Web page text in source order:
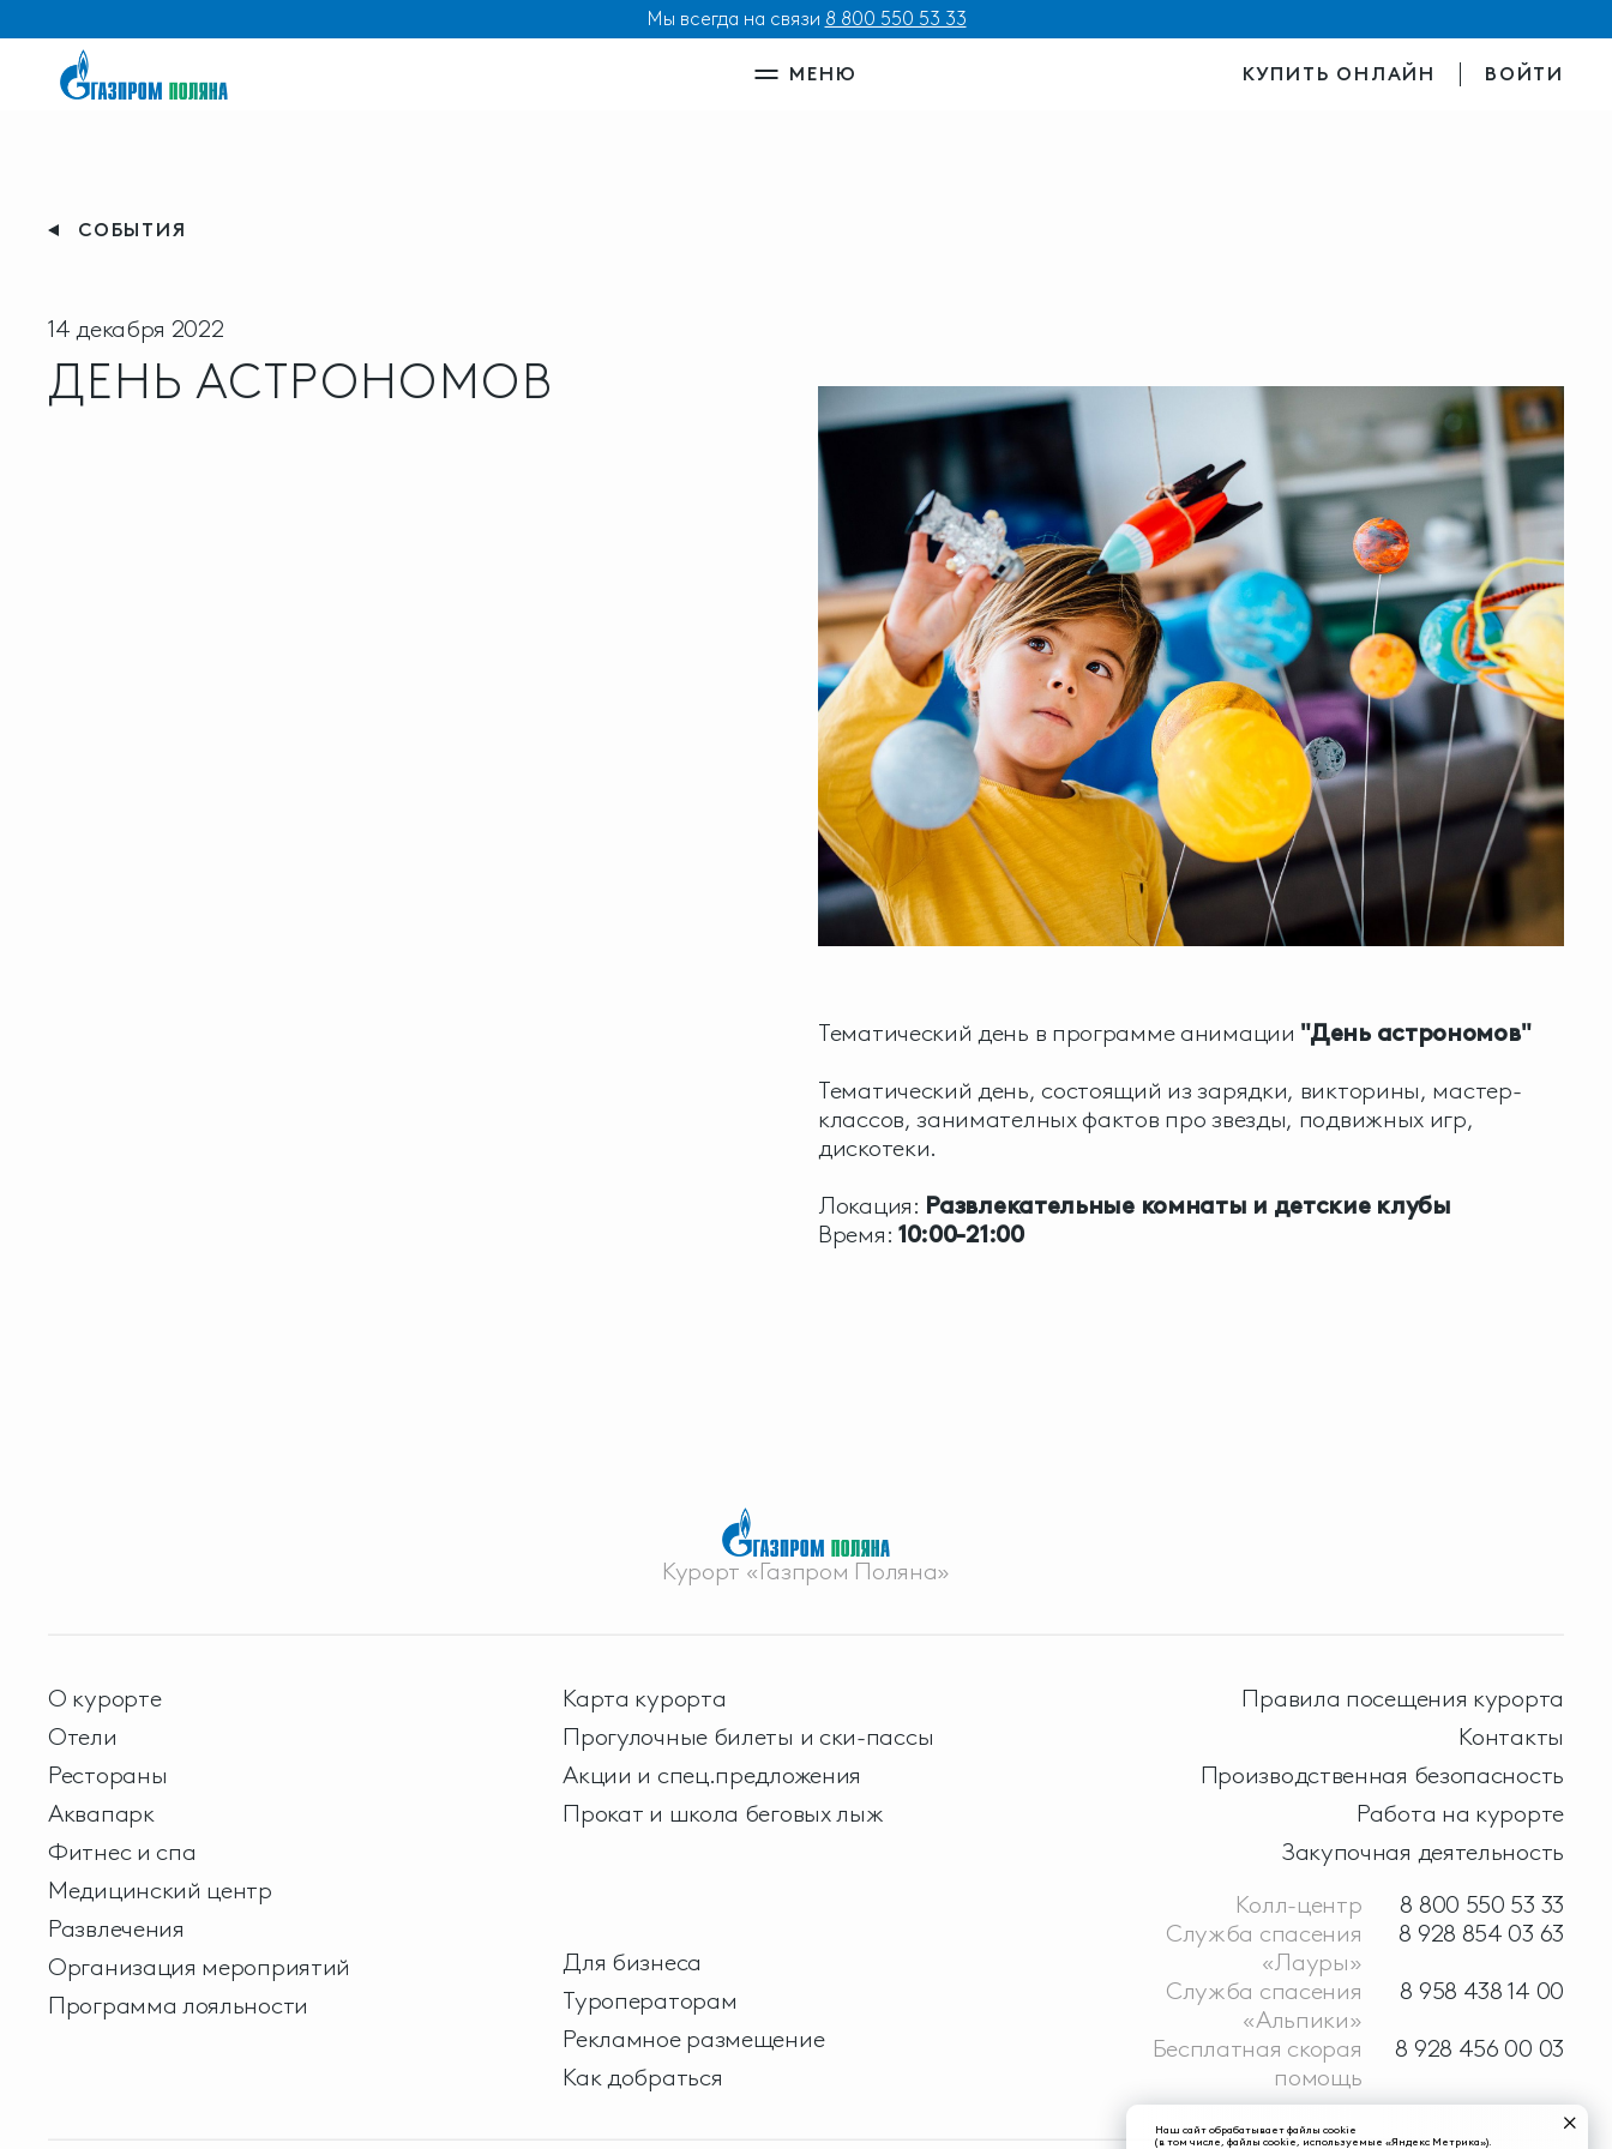
Мы всегда на связи 8 800 550 53 33
МЕНЮ КУПИТЬ ОНЛАЙН ВОЙТИ
СОБЫТИЯ
14 декабря 2022
ДЕНЬ АСТРОНОМОВ
Тематический день в программе анимации "День астрономов"
Тематический день, состоящий из зарядки, викторины, мастер-
классов, занимателных фактов про звезды, подвижных игр,
дискотеки.
Локация: Развлекательные комнаты и детские клубы
Время: 10:00-21:00
Курорт «Газпром Поляна»
О курорте
Отели
Рестораны
Аквапарк
Фитнес и спа
Медицинский центр
Развлечения
Организация мероприятий
Программа лояльности
Карта курорта
Прогулочные билеты и ски-пассы
Акции и спец.предложения
Прокат и школа беговых лыж
Для бизнеса
Туроператорам
Рекламное размещение
Как добраться
Правила посещения курорта
Контакты
Производственная безопасность
Работа на курорте
Закупочная деятельность
Колл-центр
8 800 550 53 33
Служба спасения
«Лауры»
8 928 854 03 63
Служба спасения
«Альпики»
8 958 438 14 00
Бесплатная скорая
помощь
8 928 456 00 03
Наш сайт обрабатывает файлы cookie
(в том числе, файлы cookie, используемые «Яндекс Метрика»).